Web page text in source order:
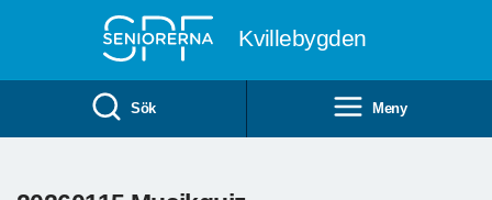
Kvillebygden
Sök Meny